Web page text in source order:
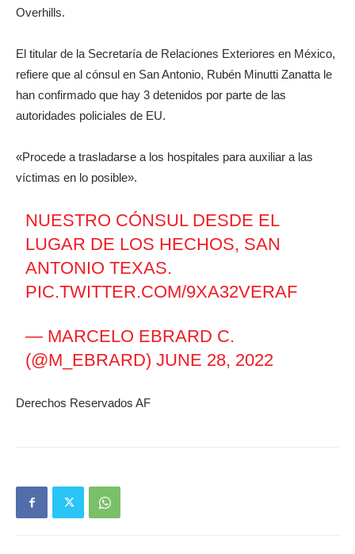
Overhills.
El titular de la Secretaría de Relaciones Exteriores en México,
refiere que al cónsul en San Antonio, Rubén Minutti Zanatta le
han confirmado que hay 3 detenidos por parte de las
autoridades policiales de EU.
«Procede a trasladarse a los hospitales para auxiliar a las
víctimas en lo posible».
NUESTRO CÓNSUL DESDE EL
LUGAR DE LOS HECHOS, SAN
ANTONIO TEXAS.
PIC.TWITTER.COM/9XA32VERAF
— MARCELO EBRARD C.
(@M_EBRARD)JUNE 28, 2022
Derechos Reservados AF